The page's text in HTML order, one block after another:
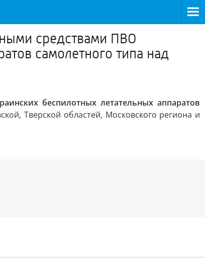
средствами ПВО
самолетного типа над
беспилотных летательных аппаратов
Тверской областей, Московского региона и